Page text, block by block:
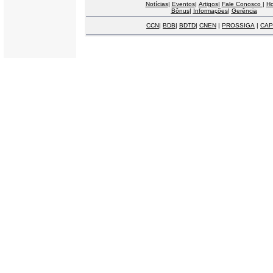
Notícias| Eventos| Artigos| Fale Conosco |
Bônus| Informações| Gerência
CCN| BDB| BDTD| CNEN | PROSSIGA |